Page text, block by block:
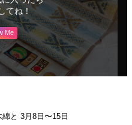
てね！
Me
と 3月8日〜15日